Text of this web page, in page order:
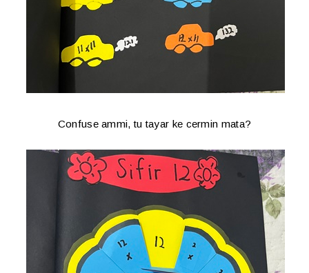
Confuse ammi, tu tayar ke cermin mata?